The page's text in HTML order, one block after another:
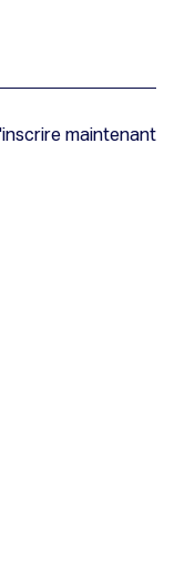
maintenant